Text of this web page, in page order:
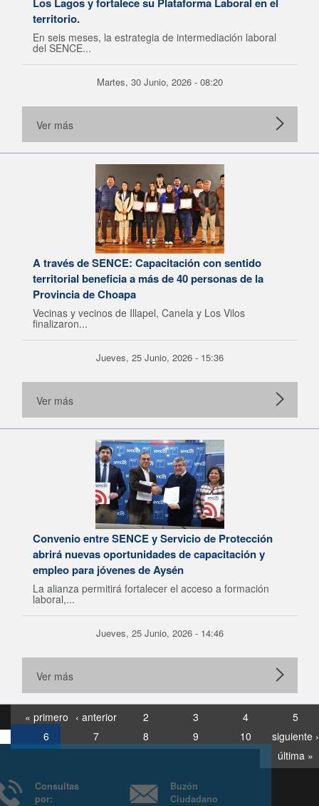
territorio.
En seis meses, la estrategia de intermediación laboral
del SENCE...
Martes, 30 Junio, 2026 - 08:20
Ver más
A través de SENCE: Capacitación con sentido
territorial beneficia a más de 40 personas de la
Provincia de Choapa
Vecinas y vecinos de Illapel, Canela y Los Vilos
finalizaron...
Jueves, 25 Junio, 2026 - 15:36
Ver más
Convenio entre SENCE y Servicio de Protección
abrirá nuevas oportunidades de capacitación y
empleo para jóvenes de Aysén
La alianza permitirá fortalecer el acceso a formación
laboral,...
Jueves, 25 Junio, 2026 - 14:46
Ver más
« primero ‹ anterior 2 3 4
5
6
7 8 9 10
siguiente ›
última »
Ciudadano